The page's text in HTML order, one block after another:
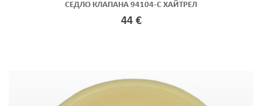
СЕДЛО КЛАПАНА 94104-C ХАЙТРЕЛ
44 €